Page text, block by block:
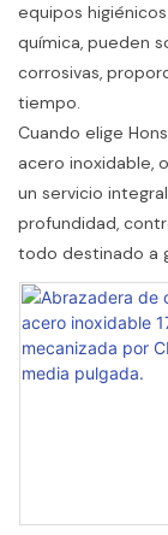
equipos
química, pueden
corrosivas,
tiempo.
Cuando elige
acero inoxidable,
un servicio
profundidad,
todo destinado a